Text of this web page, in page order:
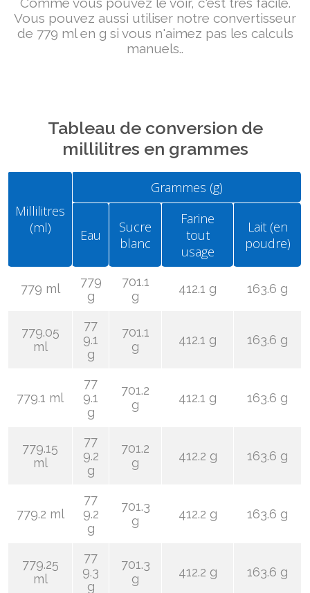
Vous pouvez aussi utiliser notre convertisseur
de 779 ml en g si vous n'aimez pas les calculs
manuels..
Tableau de conversion de
millilitres en grammes
Millilitres
(ml)
Grammes (g)
Eau
Sucre
blanc
Farine
tout
usage
Lait (en
poudre)
779 ml
779
g
701.1
g
412.1 g 163.6 g
779.05
ml
77
9.1
g
701.1
g
412.1 g 163.6 g
779.1 ml
77
9.1
g
701.2
g
412.1 g 163.6 g
779.15
ml
77
9.2
g
701.2
g
412.2 g 163.6 g
779.2 ml
77
9.2
g
701.3
g
412.2 g 163.6 g
779.25
ml
77
9.3
g
701.3
g
412.2 g 163.6 g